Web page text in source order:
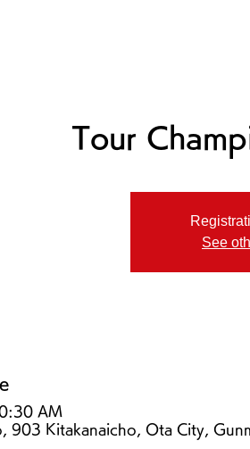
Tour
See
AM
903 Kitakanaicho, Ota City,